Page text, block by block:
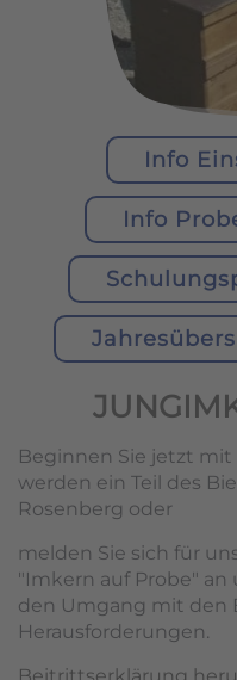
Info
Info
Beginnen Sie jetzt
werden ein Teil des
Rosenberg oder
melden Sie sich für
"Imkern auf Probe" an
den Umgang mit den
Herausforderungen.